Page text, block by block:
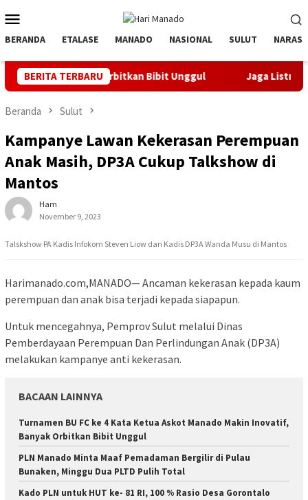
ke
kontenMobile
BERANDA ETALASE MANADO NASIONAL SULUT NARASI
BERITA TERBARU
Orbitkan Bibit Unggul Jaga Listrik Andal Jelang
Beranda Sulut
Kampanye Lawan Kekerasan Perempuan
Anak Masih, DP3A Cukup Talkshow di
Mantos
Ham
November 9, 2023
Talskshow PA Kadis Infokom Steven Liow dan Kadis DP3A Wanda Musu di Mantos
Harimanado.com,MANADO— Ancaman kekerasan kepada kaum
perempuan dan anak bisa terjadi kepada siapapun.
Untuk mencegahnya, Pemprov Sulut melalui Dinas
Pemberdayaan Perempuan Dan Perlindungan Anak (DP3A)
melakukan kampanye anti kekerasan.
BACAAN LAINNYA
Turnamen BU FC ke 4 Kata Ketua Askot Manado Makin Inovatif,
Banyak Orbitkan Bibit Unggul
PLN Manado Minta Maaf Pemadaman Bergilir di Pulau
Bunaken, Minggu Dua PLTD Pulih Total
Kado PLN untuk HUT ke- 81 RI, 100 % Rasio Desa Gorontalo